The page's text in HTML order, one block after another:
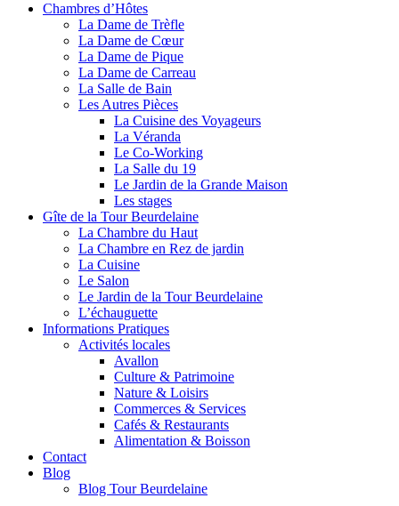
Chambres d’Hôtes
La Dame de Trèfle
La Dame de Cœur
La Dame de Pique
La Dame de Carreau
La Salle de Bain
Les Autres Pièces
La Cuisine des Voyageurs
La Véranda
Le Co-Working
La Salle du 19
Le Jardin de la Grande Maison
Les stages
Gîte de la Tour Beurdelaine
La Chambre du Haut
La Chambre en Rez de jardin
La Cuisine
Le Salon
Le Jardin de la Tour Beurdelaine
L’échauguette
Informations Pratiques
Activités locales
Avallon
Culture & Patrimoine
Nature & Loisirs
Commerces & Services
Cafés & Restaurants
Alimentation & Boisson
Contact
Blog
Blog Tour Beurdelaine